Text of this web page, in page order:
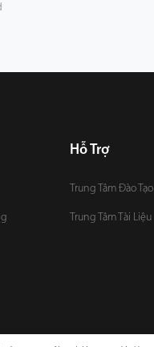
Hỗ Trợ
Trung Tâm Đào Tạo
Trung Tâm Tài Liệu